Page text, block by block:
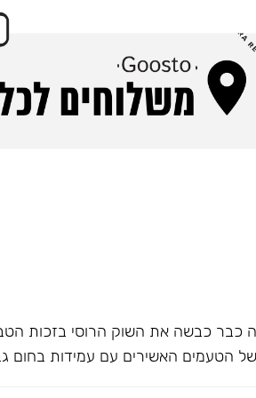
כבשה את השוק הרוסי בזכות
הטעמים האשירים עם עמידות בחום